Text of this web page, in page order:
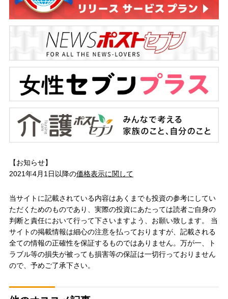
【お知らせ】
2021年4月1日以降の価格表示に関して
当サイトに記載されている内容はあくまでも投資の参考にしてい
ただくためのものであり、実際の投資にあたっては読者ご自身の
判断と責任において行って下さいますよう、お願い致します。 当
サイトの掲載情報は細心の注意を払っておりますが、記載される
全ての情報の正確性を保証するものではありません。万が一、ト
ラブル等の損失が被っても損害等の保証は一切行っておりません
ので、予めご了承下さい。